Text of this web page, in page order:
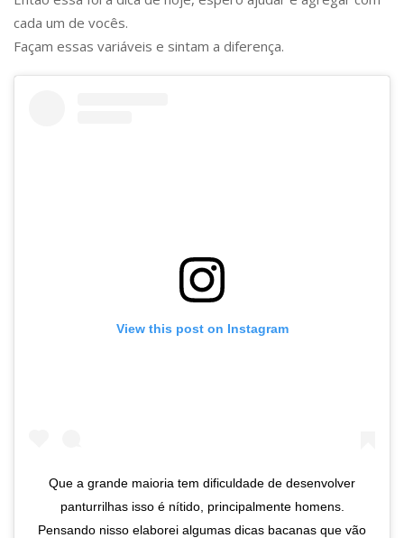
cada um de vocês.
Façam essas variáveis e sintam a diferença.
View this post on Instagram
Que a grande maioria tem dificuldade de desenvolver
panturrilhas isso é nítido, principalmente homens.
Pensando nisso elaborei algumas dicas bacanas que vão